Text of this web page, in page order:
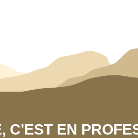
EN